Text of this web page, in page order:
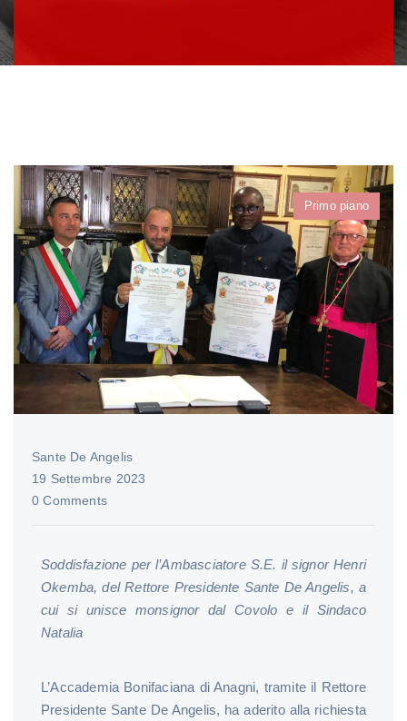
Primo piano
Sante De Angelis
19 Settembre 2023
0 Comments
Soddisfazione per l’Ambasciatore S.E. il signor Henri
Okemba, del Rettore Presidente Sante De Angelis, a
cui si unisce monsignor dal Covolo e il Sindaco
Natalia
L’Accademia Bonifaciana di Anagni, tramite il Rettore
Presidente Sante De Angelis, ha aderito alla richiesta